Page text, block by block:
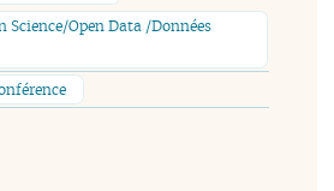
Science/Open Data /Données